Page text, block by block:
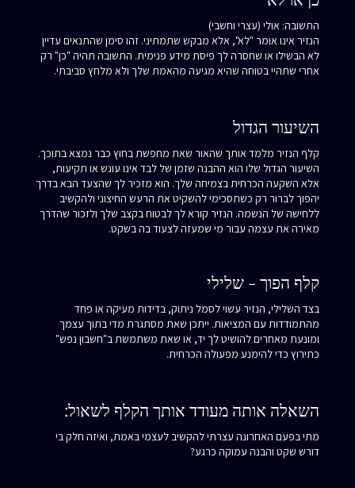
התשובה: אולי (עצרי וחשבי)
הנזיר אינו אומר "לא", אלא מבקש שתמתיני. זהו סימן שהתנאים עדיין
לא הבשילו או שחסרה לך פיסת מידע פנימית. התשובה תהיה "כן" רק
אחרי שתהיי בטוחה שהיא מגיעה מהאמת שלך ולא מלחץ סביבתי.
השיעור הגדול
קלף הנזיר מלמד אותך שהאור שאת מחפשת בחוץ כבר נמצא בתוכך.
השיעור הגדול שלו הוא ההבנה שזמן של לבד אינו עונש או תקיעות,
אלא השקעה הכרחית בצמיחה שלך. הוא מזכיר לך שהצעד הבא בדרך
יהפוך לברור רק כשתסכימי להשקיט את הרעש החיצוני ולהקשיב
ללחישה של הנשמה. הנזיר קורא לך לבטוח בקצב שלך ולזכור שהדרך
מאירה את עצמה עבור מי שמעזה לצעוד בה בשקט.
קלף הפוך - שלילי
בצד השלילי, הנזיר עשוי לסמל ניתוק, בדידות מעיקה או פחד
מהתמודדות עם המציאות. ייתכן שאת מסתגרת מדי בתוך עצמך
ומונעת מאחרים להושיט לך יד, או שאת משתמשת ב"חשבון נפש"
כתירוץ כדי להימנע מפעולה הכרחית.
השאלה אותה מעודד אותך הקלף לשאול:
מתי בפעם האחרונה עצרתי להקשיב לעצמי באמת, ואיזה חלק בי
דורש שקט והבנה עמוקה כרגע?